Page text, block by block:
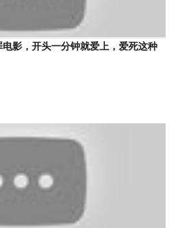
电影，开头一分钟就爱上，爱死这种